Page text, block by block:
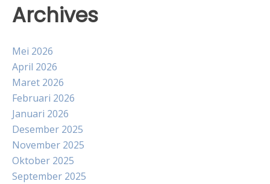
Archives
Mei 2026
April 2026
Maret 2026
Februari 2026
Januari 2026
Desember 2025
November 2025
Oktober 2025
September 2025